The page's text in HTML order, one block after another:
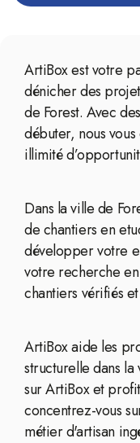
ArtiBox est votre
dénicher des
de Forest. Avec
débuter, nous
illimité
Dans la ville de
de chantiers en
développer votre
votre recherche
chantiers vérifiés
ArtiBox aide les
structurelle dans
sur ArtiBox et
concentrez-vous
métier d'artisan